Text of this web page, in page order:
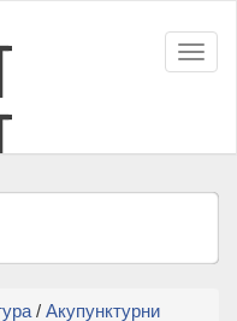
/ Акупунктурни